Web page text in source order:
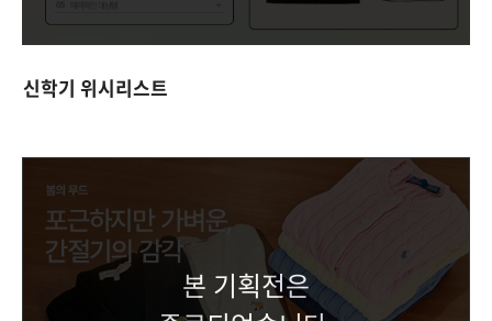
신학기 위시리스트
본 기획전은